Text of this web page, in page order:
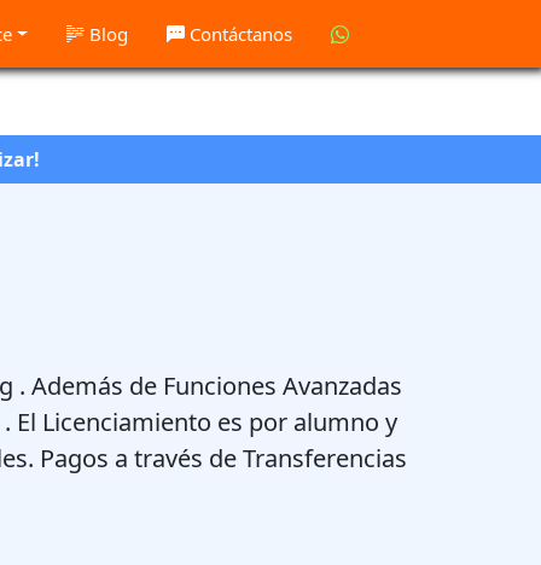
Blog Contáctanos
Además de Funciones Avanzadas
El Licenciamiento es por alumno y
Pagos a través de Transferencias